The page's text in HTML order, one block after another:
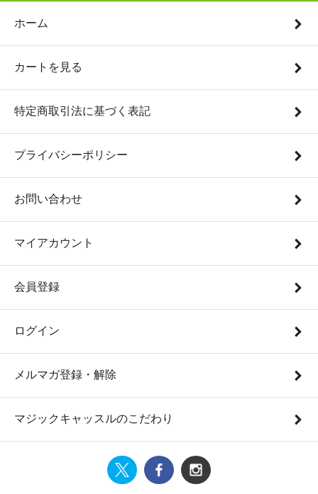
ホーム
カートを見る
特定商取引法に基づく表記
プライバシーポリシー
お問い合わせ
マイアカウント
会員登録
ログイン
メルマガ登録・解除
マジックキャッスルのこだわり